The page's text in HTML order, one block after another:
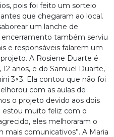
pois foi feito um sorteio
que chegaram ao local.
um lanche de
também serviu
e responsáveis falarem um
A Rosiene Duarte é
anos, e do Samuel Duarte,
3×3. Ela contou que não foi
com as aulas de
o projeto devido aos dois
estou muito feliz com o
eles melhoraram o
comunicativos”. A Maria